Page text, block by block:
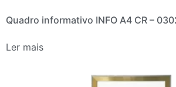
Quadro informativo INFO A4 CR –
Ler mais